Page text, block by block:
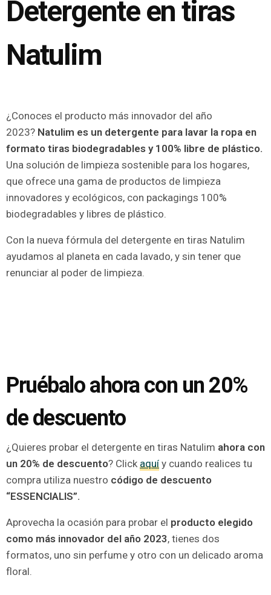
Detergente en tiras
Natulim
¿Conoces el producto más innovador del año
2023? Natulim es un detergente para lavar la ropa en
formato tiras biodegradables y 100% libre de plástico.
Una solución de limpieza sostenible para los hogares,
que ofrece una gama de productos de limpieza
innovadores y ecológicos, con packagings 100%
biodegradables y libres de plástico.
Con la nueva fórmula del detergente en tiras Natulim
ayudamos al planeta en cada lavado, y sin tener que
renunciar al poder de limpieza.
Pruébalo ahora con un 20%
de descuento
¿Quieres probar el detergente en tiras Natulim ahora con
un 20% de descuento? Click aquí y cuando realices tu
compra utiliza nuestro código de descuento
“ESSENCIALIS”.
Aprovecha la ocasión para probar el producto elegido
como más innovador del año 2023, tienes dos
formatos, uno sin perfume y otro con un delicado aroma
floral.